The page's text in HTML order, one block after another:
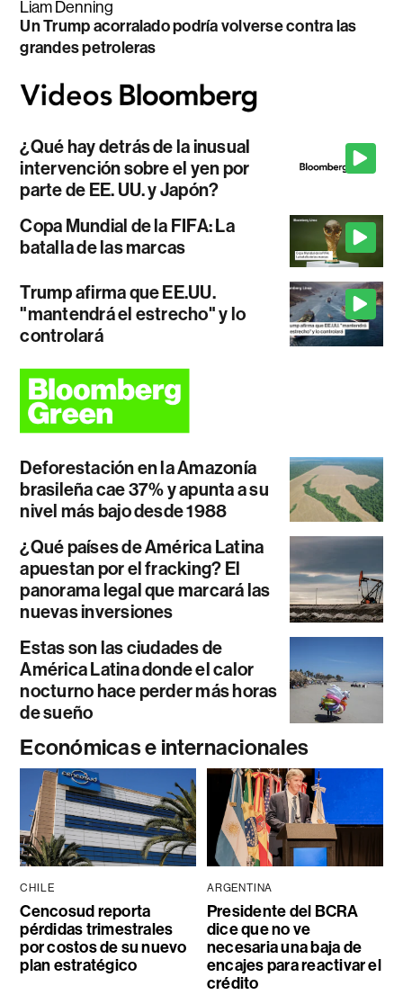
Liam Denning
Un Trump acorralado podría volverse contra las
grandes petroleras
¿Qué hay detrás de la inusual
intervención sobre el yen por
parte de EE. UU. y Japón?
Copa Mundial de la FIFA: La
batalla de las marcas
Trump afirma que EE.UU.
"mantendrá el estrecho" y lo
controlará
Deforestación en la Amazonía
brasileña cae 37% y apunta a su
nivel más bajo desde 1988
¿Qué países de América Latina
apuestan por el fracking? El
panorama legal que marcará las
nuevas inversiones
Estas son las ciudades de
América Latina donde el calor
nocturno hace perder más horas
de sueño
Económicas e internacionales
CHILE
Cencosud reporta
pérdidas trimestrales
por costos de su nuevo
plan estratégico
ARGENTINA
Presidente del BCRA
dice que no ve
necesaria una baja de
encajes para reactivar el
crédito